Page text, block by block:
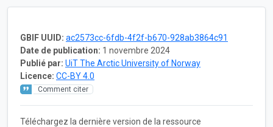
GBIF UUID: ac2573cc-6fdb-4f2f-b670-928ab3864c91
Date de publication: 1 novembre 2024
Publié par: UiT The Arctic University of Norway
Licence: CC-BY 4.0
Comment citer
Téléchargez la dernière version de la ressource